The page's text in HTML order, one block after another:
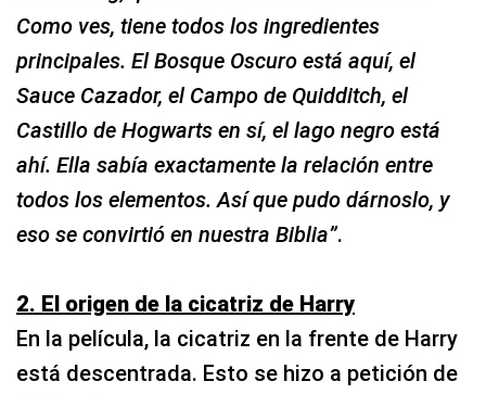
Como ves, tiene todos los ingredientes
principales. El Bosque Oscuro está aquí, el
Sauce Cazador, el Campo de Quidditch, el
Castillo de Hogwarts en sí, el lago negro está
ahí. Ella sabía exactamente la relación entre
todos los elementos. Así que pudo dárnoslo, y
eso se convirtió en nuestra Biblia”.
2. El origen de la cicatriz de Harry
En la película, la cicatriz en la frente de Harry
está descentrada. Esto se hizo a petición de